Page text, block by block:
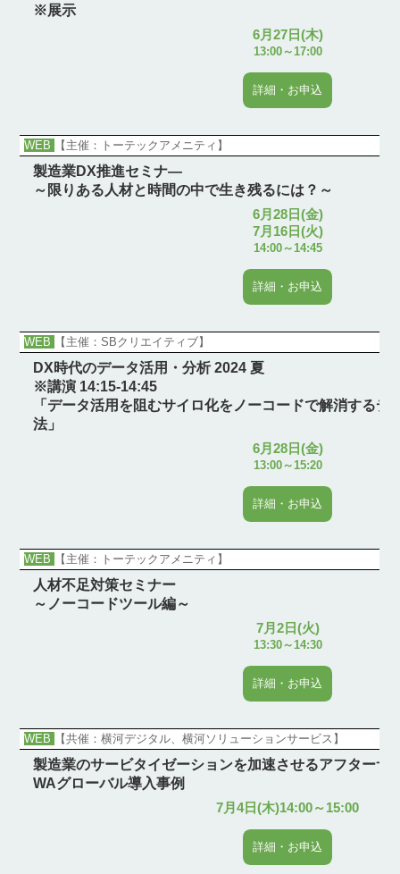
※展示
6月27日(木)
13:00～17:00
詳細・お申込
WEB 【主催：トーテックアメニティ】
製造業DX推進セミナ―
～限りある人材と時間の中で生き残るには？～
6月28日(金)
7月16日(火)
14:00～14:45
詳細・お申込
WEB 【主催：SBクリエイティブ】
DX時代のデータ活用・分析 2024 夏
※講演 14:15-14:45
「データ活用を阻むサイロ化をノーコードで解消するデ
法」
6月28日(金)
13:00～15:20
詳細・お申込
WEB 【主催：トーテックアメニティ】
人材不足対策セミナー
～ノーコードツール編～
7月2日(火)
13:30～14:30
詳細・お申込
WEB 【共催：横河デジタル、横河ソリューションサービス】
製造業のサービタイゼーションを加速させるアフターサ
WAグローバル導入事例
7月4日(木)14:00～15:00
詳細・お申込